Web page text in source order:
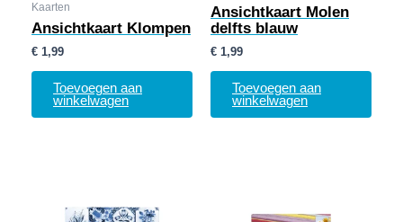
Kaarten
Ansichtkaart Klompen
€ 1,99
Toevoegen aan
winkelwagen
Ansichtkaart Molen
delfts blauw
€ 1,99
Toevoegen aan
winkelwagen